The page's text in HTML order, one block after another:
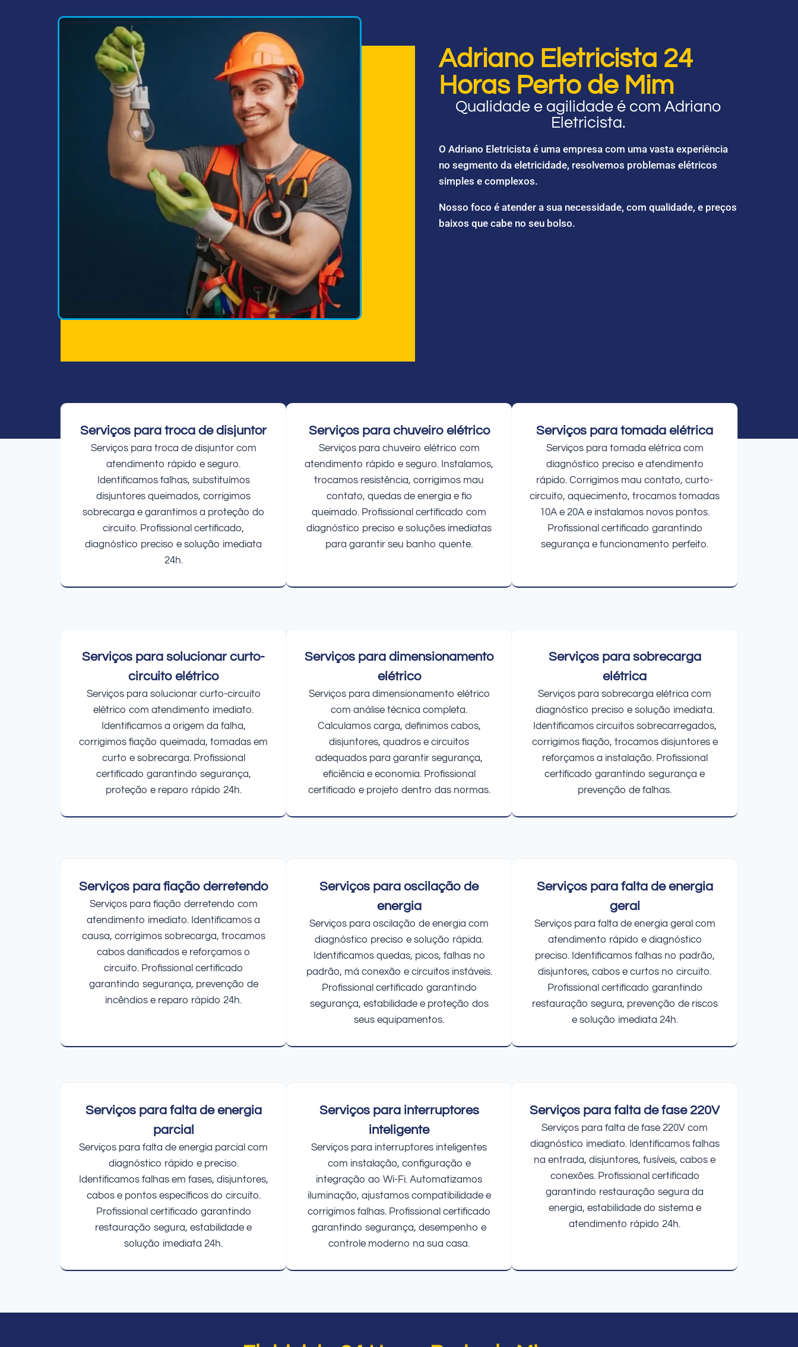
Adriano Eletricista 24
Horas Perto de Mim
Qualidade e agilidade é com Adriano
Eletricista.
O Adriano Eletricista é uma empresa com uma vasta experiência
no segmento da eletricidade, resolvemos problemas elétricos
simples e complexos.
Nosso foco é atender a sua necessidade, com qualidade, e preços
baixos que cabe no seu bolso.
Serviços para troca de disjuntor
Serviços para troca de disjuntor com
atendimento rápido e seguro.
Identificamos falhas, substituímos
disjuntores queimados, corrigimos
sobrecarga e garantimos a proteção do
circuito. Profissional certificado,
diagnóstico preciso e solução imediata
24h.
Serviços para chuveiro elétrico
Serviços para chuveiro elétrico com
atendimento rápido e seguro. Instalamos,
trocamos resistência, corrigimos mau
contato, quedas de energia e fio
queimado. Profissional certificado com
diagnóstico preciso e soluções imediatas
para garantir seu banho quente.
Serviços para tomada elétrica
Serviços para tomada elétrica com
diagnóstico preciso e atendimento
rápido. Corrigimos mau contato, curto-
circuito, aquecimento, trocamos tomadas
10A e 20A e instalamos novos pontos.
Profissional certificado garantindo
segurança e funcionamento perfeito.
Serviços para solucionar curto-
circuito elétrico
Serviços para solucionar curto-circuito
elétrico com atendimento imediato.
Identificamos a origem da falha,
corrigimos fiação queimada, tomadas em
curto e sobrecarga. Profissional
certificado garantindo segurança,
proteção e reparo rápido 24h.
Serviços para dimensionamento
elétrico
Serviços para dimensionamento elétrico
com análise técnica completa.
Calculamos carga, definimos cabos,
disjuntores, quadros e circuitos
adequados para garantir segurança,
eficiência e economia. Profissional
certificado e projeto dentro das normas.
Serviços para sobrecarga
elétrica
Serviços para sobrecarga elétrica com
diagnóstico preciso e solução imediata.
Identificamos circuitos sobrecarregados,
corrigimos fiação, trocamos disjuntores e
reforçamos a instalação. Profissional
certificado garantindo segurança e
prevenção de falhas.
Serviços para fiação derretendo
Serviços para fiação derretendo com
atendimento imediato. Identificamos a
causa, corrigimos sobrecarga, trocamos
cabos danificados e reforçamos o
circuito. Profissional certificado
garantindo segurança, prevenção de
incêndios e reparo rápido 24h.
Serviços para oscilação de
energia
Serviços para oscilação de energia com
diagnóstico preciso e solução rápida.
Identificamos quedas, picos, falhas no
padrão, má conexão e circuitos instáveis.
Profissional certificado garantindo
segurança, estabilidade e proteção dos
seus equipamentos.
Serviços para falta de energia
geral
Serviços para falta de energia geral com
atendimento rápido e diagnóstico
preciso. Identificamos falhas no padrão,
disjuntores, cabos e curtos no circuito.
Profissional certificado garantindo
restauração segura, prevenção de riscos
e solução imediata 24h.
Serviços para falta de energia
parcial
Serviços para falta de energia parcial com
diagnóstico rápido e preciso.
Identificamos falhas em fases, disjuntores,
cabos e pontos específicos do circuito.
Profissional certificado garantindo
restauração segura, estabilidade e
solução imediata 24h.
Serviços para interruptores
inteligente
Serviços para interruptores inteligentes
com instalação, configuração e
integração ao Wi-Fi. Automatizamos
iluminação, ajustamos compatibilidade e
corrigimos falhas. Profissional certificado
garantindo segurança, desempenho e
controle moderno na sua casa.
Serviços para falta de fase 220V
Serviços para falta de fase 220V com
diagnóstico imediato. Identificamos falhas
na entrada, disjuntores, fusíveis, cabos e
conexões. Profissional certificado
garantindo restauração segura da
energia, estabilidade do sistema e
atendimento rápido 24h.